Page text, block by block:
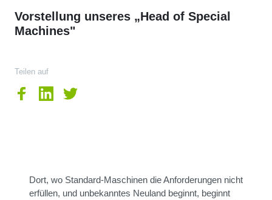
Vorstellung unseres „Head of Special
Machines"
Teilen auf
Dort, wo Standard-Maschinen die Anforderungen nicht
erfüllen, und unbekanntes Neuland beginnt, beginnt